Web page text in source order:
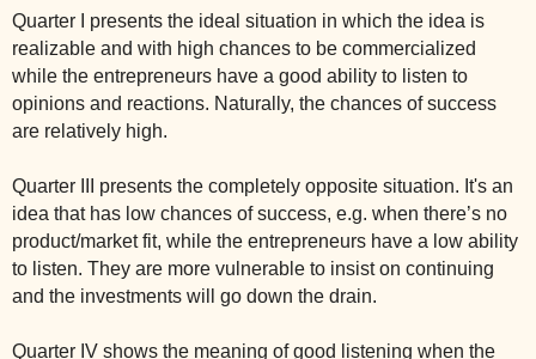
Quarter I presents the ideal situation in which the idea is
realizable and with high chances to be commercialized
while the entrepreneurs have a good ability to listen to
opinions and reactions. Naturally, the chances of success
are relatively high.
Quarter III presents the completely opposite situation. It's an
idea that has low chances of success, e.g. when there’s no
product/market fit, while the entrepreneurs have a low ability
to listen. They are more vulnerable to insist on continuing
and the investments will go down the drain.
Quarter IV shows the meaning of good listening when the